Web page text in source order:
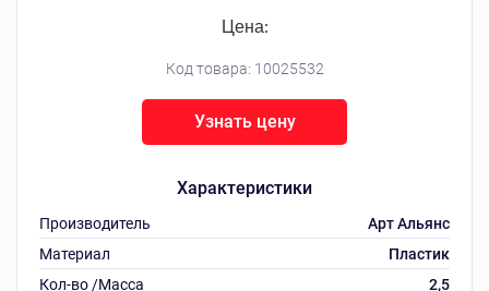
Код товара: 10025532
Цена:
Характеристики
Производитель
Арт Альянс
Материал
Пластик
Кол-во /Масса
2,5
Узнать цену